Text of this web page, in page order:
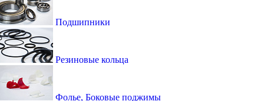
Подшипники
Резиновые кольца
Фолье, Боковые поджимы